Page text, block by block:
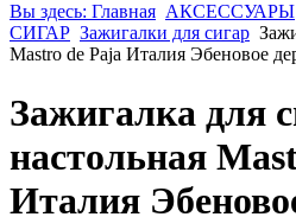
Вы здесь: Главная АКСЕССУАРЫ
СИГАР Зажигалки для сигар
Mastro de Paja Италия Эбеновое
Зажигалка для
настольная
Италия